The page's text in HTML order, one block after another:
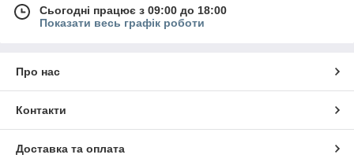
Сьогодні працює з 09:00 до 18:00
Показати весь графік роботи
Про нас
Контакти
Доставка та оплата